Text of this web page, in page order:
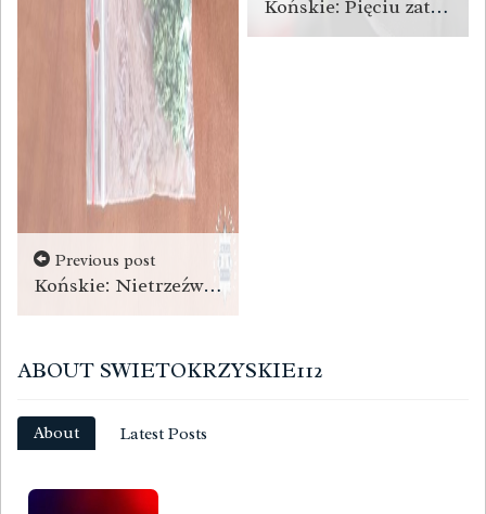
Previous post
Końskie: Nietrzeźwy kierowca z narkotykami i pod ich wpływem
Końskie: Pięciu zatrzymanych z narkotykami
ABOUT SWIETOKRZYSKIE112
About Latest Posts